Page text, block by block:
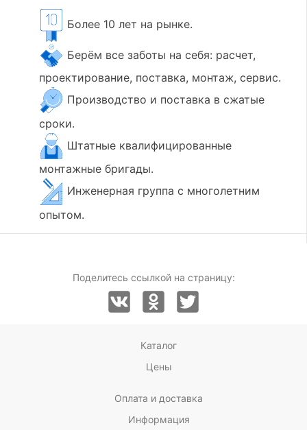
Более 10 лет на рынке.
Берём все заботы на себя: расчет,
проектирование, поставка, монтаж, сервис.
Производство и поставка в сжатые
сроки.
Штатные квалифицированные
монтажные бригады.
Инженерная группа с многолетним
опытом.
Поделитесь ссылкой на страницу:
Каталог
Цены
Оплата и доставка
Информация